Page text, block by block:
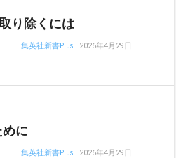
り除くには
集英社新書Plus 2026年4月29日
に
集英社新書Plus 2026年4月29日